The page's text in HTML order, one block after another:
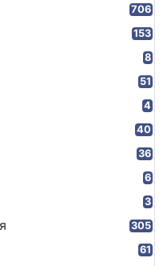
706
153
8
51
4
40
36
6
3
305
61